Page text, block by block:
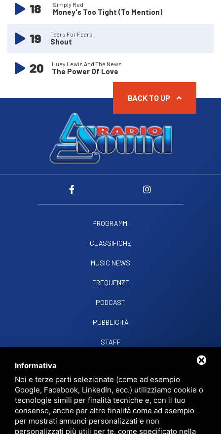
18 Simply Red
Money's Too Tight (To Mention)
19 Tears For Fears
Shout
20 Huey Lewis And The News
The Power Of Love
21 Duel
Murray Head
One Night In Bangkok
Wham!
Last Christmas
The Power Of Love
Neverending Story
This Is Not America
Moon Ray (Raggio Di Luna)
30 Camel By Camel
31 Marcella & Gianni Bella
L'ultima Poesia
32 Baltimora
Tarzan Boy
PROGRAMMI
CLASSIFICHE
MUSIC NEWS
FREQUENZE
PODCAST
PUBBLICITÀ
STAFF
RADIO SOUND SNCVIALE PAPA GIOVANNI XXIII, 39, 44021 CODIGORO FE
D.L. 34/2019 EROG. PUBBLICHE
PRIVACY•SITEMAP• QUESTO SITO È PROTETTO DA GOOGLE RECAPTCHA
V3,PRIVACY POLICYETERMS OF SERVICEDI GOOGLE.
BACK TO UP
Informativa
Noi e terze parti selezionate (come ad esempio
Google, Facebook, LinkedIn, ecc.) utilizziamo cookie o
tecnologie simili per finalità tecniche e, con il tuo
consenso, anche per altre finalità come ad esempio
per mostrati annunci personalizzati e non
personalizzati più utili per te, come specificato nella